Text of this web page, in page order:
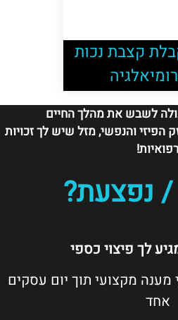
קצבת נכות
לשבש את מהלך החיים
הפיזי והנפשי, מזל שיש לך זכויות
רפואיות!
נפצעת?
לך פיצוי כספי
מקצועי תוך יום עסקים
אחד